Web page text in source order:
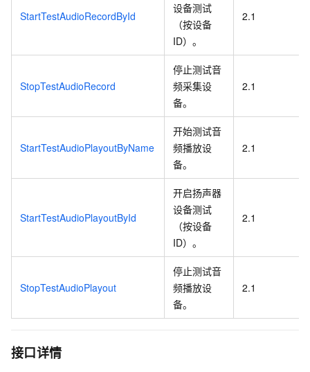
StartTestAudioRecordById
设备测试
（按设备
ID）。
2.1
StopTestAudioRecord
停止测试音
频采集设
备。
2.1
StartTestAudioPlayoutByName
开始测试音
频播放设
备。
2.1
StartTestAudioPlayoutById
开启扬声器
设备测试
（按设备
ID）。
2.1
StopTestAudioPlayout
停止测试音
频播放设
备。
2.1
接口详情